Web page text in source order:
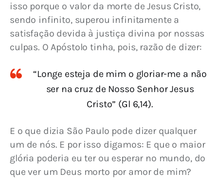
isso porque o valor da morte de Jesus Cristo,
sendo infinito, superou infinitamente a
satisfação devida à justiça divina por nossas
culpas. O Apóstolo tinha, pois, razão de dizer:
“Longe esteja de mim o gloriar-me a não
ser na cruz de Nosso Senhor Jesus
Cristo” (Gl 6,14).
E o que dizia São Paulo pode dizer qualquer
um de nós. E por isso digamos: E que o maior
glória poderia eu ter ou esperar no mundo, do
que ver um Deus morto por amor de mim?